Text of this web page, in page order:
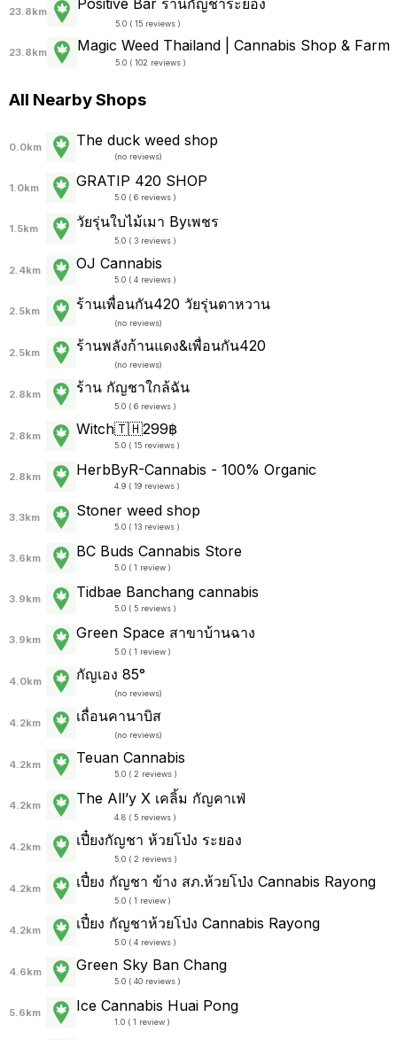
23.8km Positive Bar ร้านกัญชาระยอง
5.0 ( 15 reviews )
23.8km Magic Weed Thailand | Cannabis Shop & Farm
5.0 ( 102 reviews )
All Nearby Shops
0.0km The duck weed shop
(no reviews)
1.0km GRATIP 420 SHOP
5.0 ( 6 reviews )
1.5km วัยรุ่นใบไม้เมา Byเพชร
5.0 ( 3 reviews )
2.4km OJ Cannabis
5.0 ( 4 reviews )
2.5km ร้านเพื่อนกัน420 วัยรุ่นตาหวาน
(no reviews)
2.5km ร้านพลังก้านแดง&เพื่อนกัน420
(no reviews)
2.8km ร้าน กัญชาใกล้ฉัน
5.0 ( 6 reviews )
2.8km Witch🇹🇭299฿
5.0 ( 15 reviews )
2.8km HerbByR-Cannabis - 100% Organic
4.9 ( 19 reviews )
3.3km Stoner weed shop
5.0 ( 13 reviews )
3.6km BC Buds Cannabis Store
5.0 ( 1 review )
3.9km Tidbae Banchang cannabis
5.0 ( 5 reviews )
3.9km Green Space สาขาบ้านฉาง
5.0 ( 1 review )
4.0km กัญเอง 85°
(no reviews)
4.2km เถื่อนคานาบิส
(no reviews)
4.2km Teuan Cannabis
5.0 ( 2 reviews )
4.2km The All’y X เคลิ้ม กัญคาเฟ่
4.8 ( 5 reviews )
4.2km เปี๋ยงกัญชา ห้วยโป่ง ระยอง
5.0 ( 2 reviews )
4.2km เปี๋ยง กัญชา ข้าง สภ.ห้วยโป่ง Cannabis Rayong
5.0 ( 1 review )
4.2km เปี๋ยง กัญชาห้วยโป่ง Cannabis Rayong
5.0 ( 4 reviews )
4.6km Green Sky Ban Chang
5.0 ( 40 reviews )
5.6km Ice Cannabis Huai Pong
1.0 ( 1 review )